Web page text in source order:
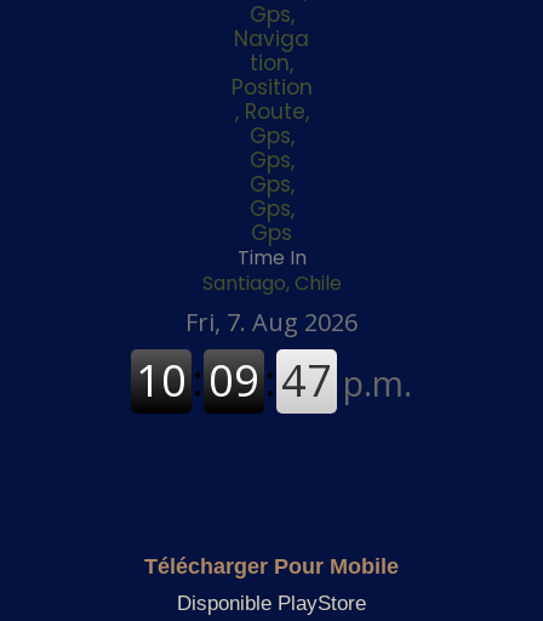
Time In
Santiago, Chile
Télécharger Pour Mobile
Disponible PlayStore